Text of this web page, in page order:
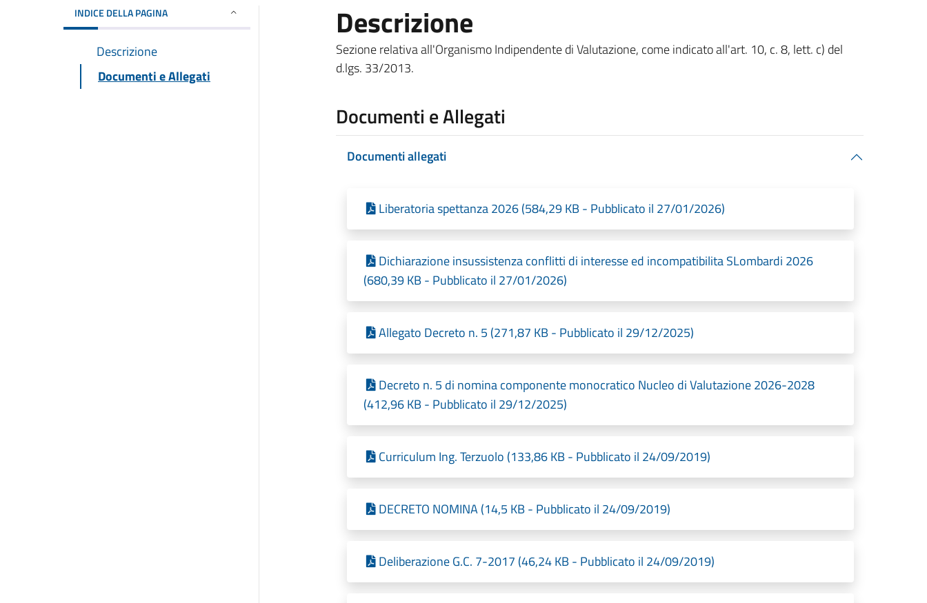
INDICE DELLA PAGINA
Descrizione
Documenti e Allegati
Descrizione
Sezione relativa all'Organismo Indipendente di Valutazione, come indicato all'art. 10, c. 8, lett. c) del
d.lgs. 33/2013.
Documenti e Allegati
Documenti allegati
Liberatoria spettanza 2026 (584,29 KB - Pubblicato il 27/01/2026)
Dichiarazione insussistenza conflitti di interesse ed incompatibilita SLombardi 2026
(680,39 KB - Pubblicato il 27/01/2026)
Allegato Decreto n. 5 (271,87 KB - Pubblicato il 29/12/2025)
Decreto n. 5 di nomina componente monocratico Nucleo di Valutazione 2026-2028
(412,96 KB - Pubblicato il 29/12/2025)
Curriculum Ing. Terzuolo (133,86 KB - Pubblicato il 24/09/2019)
DECRETO NOMINA (14,5 KB - Pubblicato il 24/09/2019)
Deliberazione G.C. 7-2017 (46,24 KB - Pubblicato il 24/09/2019)